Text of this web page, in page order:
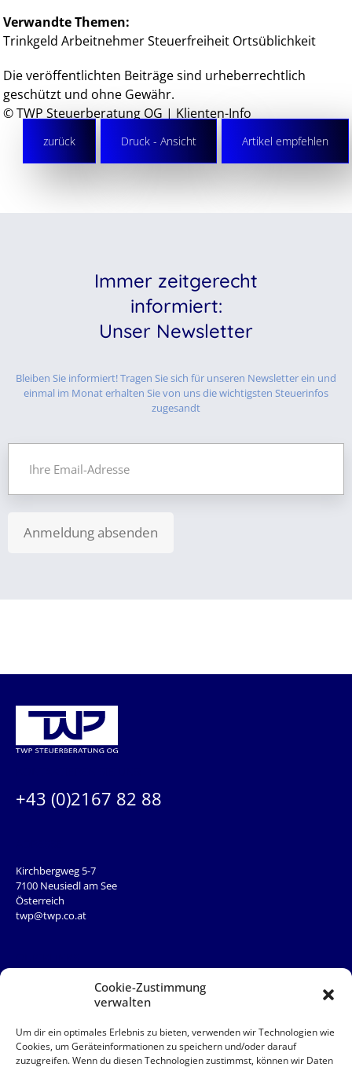
Cookie-Zustimmung
verwalten
Um dir ein optimales Erlebnis zu bieten, verwenden wir Technologien wie
Cookies, um Geräteinformationen zu speichern und/oder darauf
zuzugreifen. Wenn du diesen Technologien zustimmst, können wir Daten
Verwandte Themen:
Trinkgeld ArbeitnehmerSteuerfreiheit Ortsüblichkeit
Die veröffentlichten Beiträge sind urheberrechtlich
geschützt und ohne Gewähr.
© TWP Steuerberatung OG | Klienten-Info
zurück Druck - Ansicht Artikel empfehlen
Immer zeitgerecht
informiert:
Unser Newsletter
Bleiben Sie informiert! Tragen Sie sich für unseren Newsletter ein und
einmal im Monat erhalten Sie von uns die wichtigsten Steuerinfos
zugesandt
Anmeldung absenden
+43 (0)2167 82 88
Kirchbergweg 5-7
7100 Neusiedl am See
Österreich
twp@twp.co.at
Kontakt